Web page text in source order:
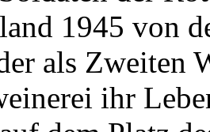
1945 von
als Zweiten
ihr